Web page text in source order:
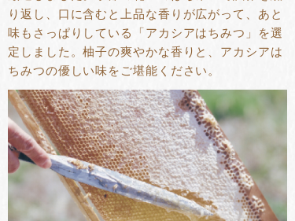
り返し、口に含むと上品な香りが広がって、あと
味もさっぱりしている「アカシアはちみつ」を選
定しました。柚子の爽やかな香りと、アカシアは
ちみつの優しい味をご堪能ください。